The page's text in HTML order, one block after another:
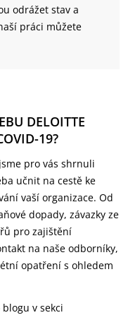
odrážet stav a
práci můžete
DELOITTE
19?
jsme pro vás shrnuli
učnit na cestě ke
vaší organizace. Od
dopady, závazky ze
pro zajištění
na naše odborníky,
opatření s ohledem
v sekci